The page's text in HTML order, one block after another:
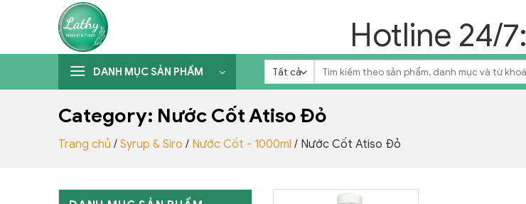
Hotline 24/7:
DANH MỤC SẢN PHẨM
Tìm
kiếm:
Category: Nước Cốt Atiso Đỏ
Trang chủ / Syrup & Siro / Nước Cốt - 1000ml / Nước Cốt Atiso Đỏ